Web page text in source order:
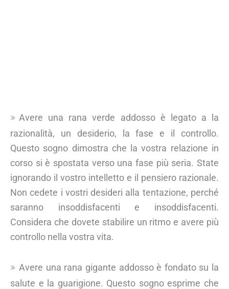
Avere una rana verde addosso è legato a la
razionalità, un desiderio, la fase e il controllo.
Questo sogno dimostra che la vostra relazione in
corso si è spostata verso una fase più seria. State
ignorando il vostro intelletto e il pensiero razionale.
Non cedete i vostri desideri alla tentazione, perché
saranno insoddisfacenti e insoddisfacenti.
Considera che dovete stabilire un ritmo e avere più
controllo nella vostra vita.
Avere una rana gigante addosso è fondato su la
salute e la guarigione. Questo sogno esprime che